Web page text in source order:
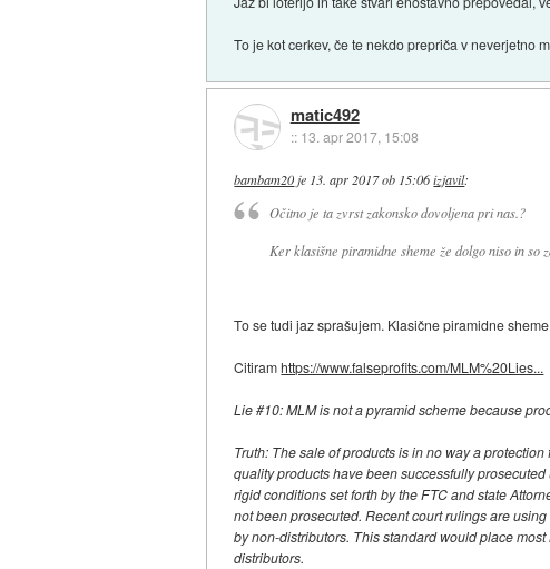
To je kot cerkev, če te nekdo prepriča v neverjetno
matic492
:: 13. apr 2017, 15:08
bambam20 je 13. apr 2017 ob 15:06 izjavil:
Očitno je ta zvrst zakonsko dovoljena pri nas.?
Ker klasišne piramidne sheme že dolgo niso in so
To se tudi jaz sprašujem. Klasične piramidne
Citiramhttps://www.falseprofits.com/MLM%20Lies...
Lie #10: MLM is not a pyramid scheme because
Truth: The sale of products is in no way a
quality products have been successfully
rigid conditions set forth by the FTC and state
not been prosecuted. Recent court rulings are
by non-distributors. This standard would place
distributors.